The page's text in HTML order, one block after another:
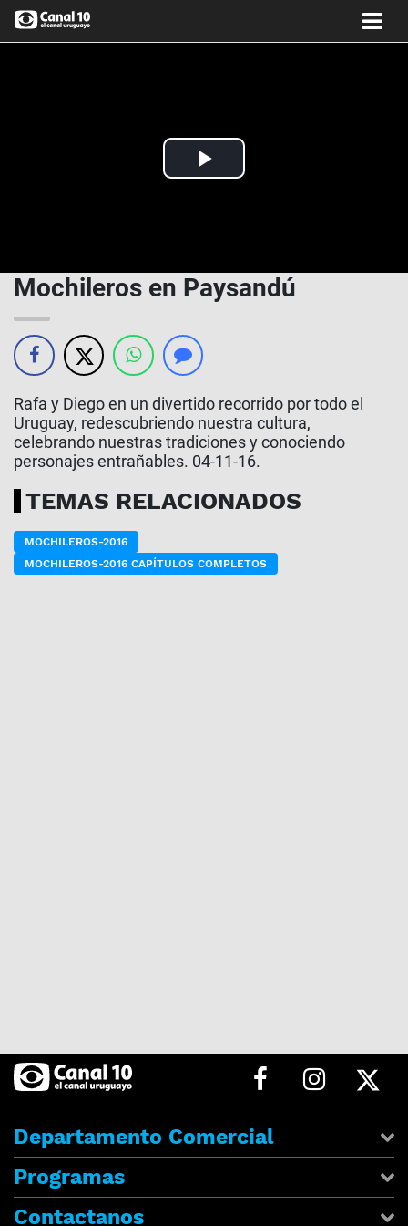
Play
Mochileros en Paysandú
Rafa y Diego en un divertido recorrido por todo el
Uruguay, redescubriendo nuestra cultura,
celebrando nuestras tradiciones y conociendo
personajes entrañables. 04-11-16.
TEMAS RELACIONADOS
MOCHILEROS-2016
MOCHILEROS-2016 CAPÍTULOS COMPLETOS
Departamento Comercial
Programas
Contactanos